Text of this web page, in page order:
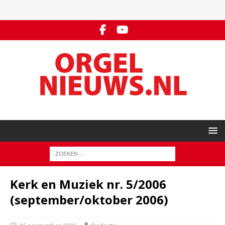
Kerk en Muziek nr. 5/2006
(september/oktober 2006)